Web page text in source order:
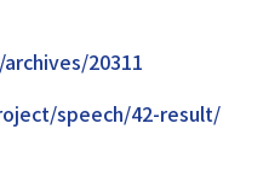
20311
speech/42-result/